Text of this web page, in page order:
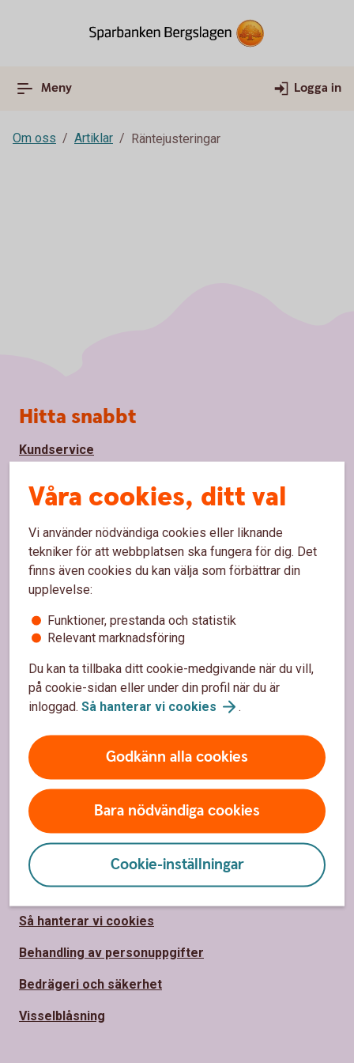
Meny Logga in
Om oss Artiklar Räntejusteringar
Våra cookies, ditt val
Vi använder nödvändiga cookies eller liknande
tekniker för att webbplatsen ska fungera för dig. Det
finns även cookies du kan välja som förbättrar din
upplevelse:
Funktioner, prestanda och statistik
Relevant marknadsföring
Du kan ta tillbaka ditt cookie-medgivande när du vill,
på cookie-sidan eller under din profil när du är
inloggad. Så hanterar vi cookies .
Godkänn alla cookies
Bara nödvändiga cookies
Cookie-inställningar
Sidfot
Hitta snabbt
Kundservice
Bli kund
Priser, räntor och kurser
Om oss
Om Sparbanken Bergslagen
Hållbarhet
Samhällsengagemang
Press
Jobba hos oss
Säkerhet och integritet
Ta tillbaka cookie-medgivande
Så hanterar vi cookies
Behandling av personuppgifter
Bedrägeri och säkerhet
Visselblåsning